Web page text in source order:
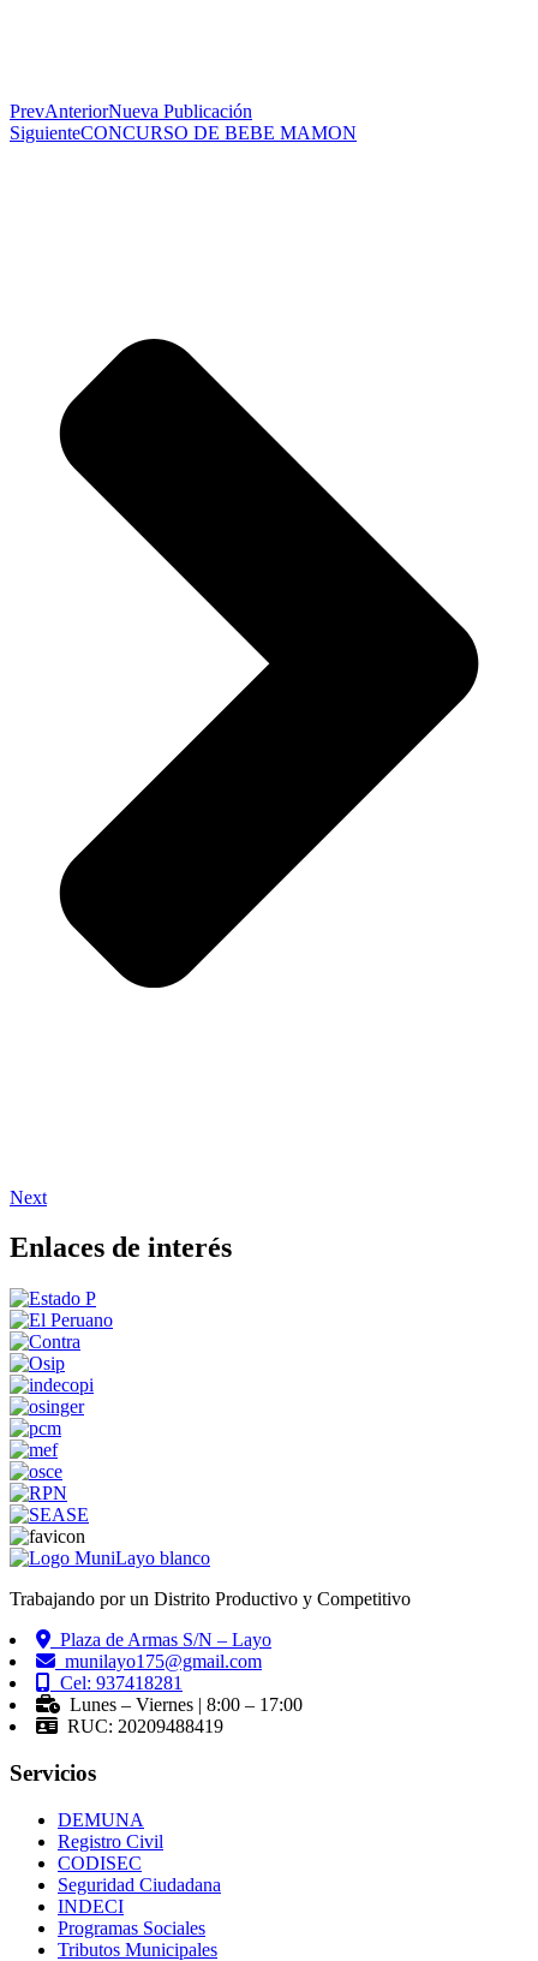
PrevAnteriorNueva Publicación
SiguienteCONCURSO DE BEBE MAMON
Next
Enlaces de interés
Trabajando por un Distrito Productivo y Competitivo
Plaza de Armas S/N – Layo
munilayo175@gmail.com
Cel: 937418281
Lunes – Viernes | 8:00 – 17:00
RUC: 20209488419
Servicios
DEMUNA
Registro Civil
CODISEC
Seguridad Ciudadana
INDECI
Programas Sociales
Tributos Municipales